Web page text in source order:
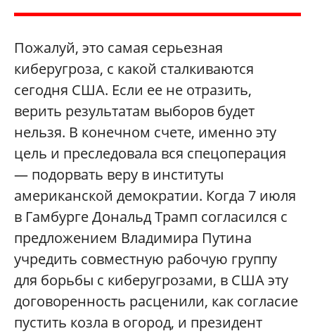
Пожалуй, это самая серьезная
киберугроза, с какой сталкиваются
сегодня США. Если ее не отразить,
верить результатам выборов будет
нельзя. В конечном счете, именно эту
цель и преследовала вся спецоперация
— подорвать веру в институты
американской демократии. Когда 7 июля
в Гамбурге Дональд Трамп согласился с
предложением Владимира Путина
учредить совместную рабочую группу
для борьбы с киберугрозами, в США эту
договоренность расценили, как согласие
пустить козла в огород, и президент